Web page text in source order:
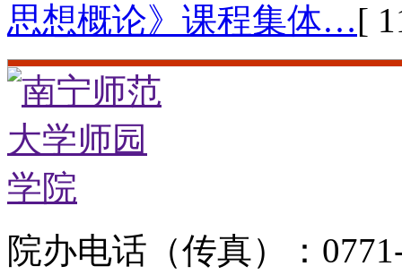
思想概论》课程集体…[
院办电话（传真）：